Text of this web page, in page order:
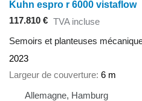
Kuhn espro r 6000 vistaflow
117.810 € TVA incluse
Semoirs et planteuses
2023
Largeur de couverture 6 m
Allemagne, Hamburg